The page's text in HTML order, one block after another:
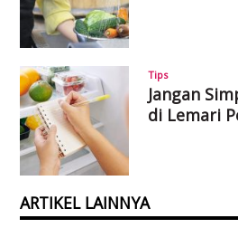
Tips
Jangan
di Lemari
ARTIKEL LAINNYA